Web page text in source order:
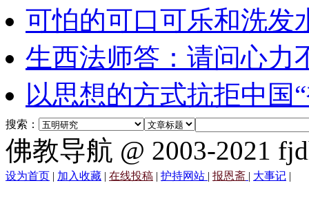
可怕的可口可乐和洗发
生西法师答：请问心力
以思想的方式抗拒中国
搜索：
佛教导航 @ 2003-2021
设为首页 | 加入收藏 | 在线投稿 | 护持网站 | 报恩斋 | 大事记 |